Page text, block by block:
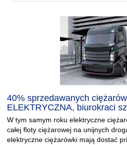
40% sprzedawanych
ELEKTRYCZNA, biurokraci
W tym samym roku elektryczne
całej floty ciężarowej na unijnych
elektryczne ciężarówki mają dostać